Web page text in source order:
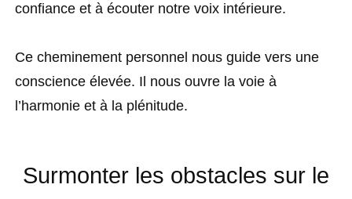
confiance et à écouter notre voix intérieure.
Ce cheminement personnel nous guide vers une
conscience élevée. Il nous ouvre la voie à
l’harmonie et à la plénitude.
Surmonter les obstacles sur le